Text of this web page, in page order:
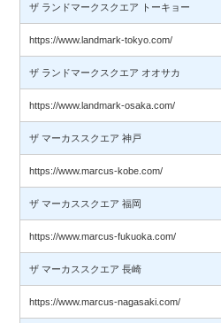
ザ ランドマークスクエア トーキョー
https://www.landmark-tokyo.com/
ザ ランドマークスクエア オオサカ
https://www.landmark-osaka.com/
ザ マーカススクエア 神戸
https://www.marcus-kobe.com/
ザ マーカススクエア 福岡
https://www.marcus-fukuoka.com/
ザ マーカススクエア 長崎
https://www.marcus-nagasaki.com/